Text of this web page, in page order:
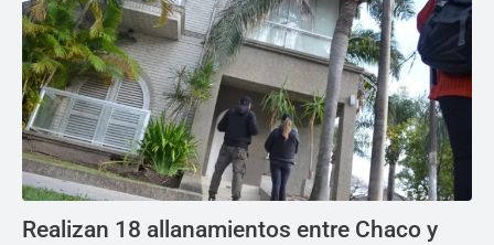
Realizan 18 allanamientos entre Chaco y